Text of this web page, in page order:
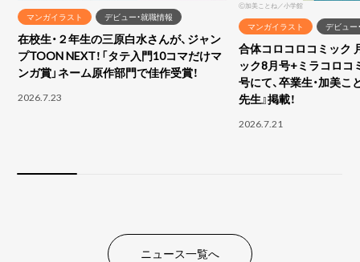
マンガイラスト デビュー・就職情報
在校生・２年生の三原白水さんが、ジャン
プTOON NEXT！「タテ入門10コマだけマ
ンガ賞」ネーム原作部門で佳作受賞！
2026.7.23
Ⓒ加美ことね／小学館
マンガイラスト デビュー
合体コロコロコミック
ック8月号+ミラコロコ
号にて、卒業生・加美こ
先生』掲載！
2026.7.21
ニュース一覧へ